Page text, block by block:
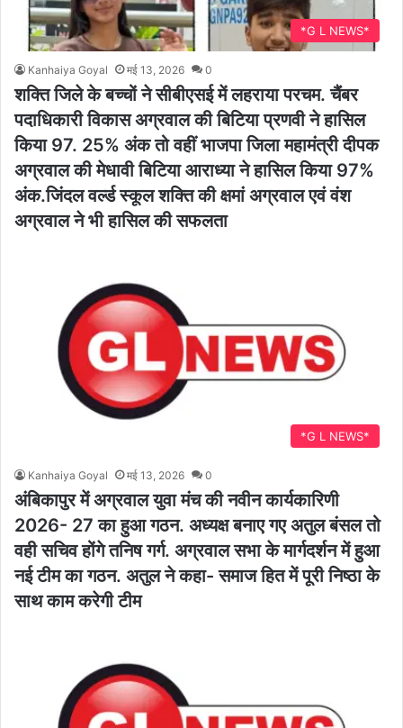
*G L NEWS*
Kanhaiya Goyal मई 13, 2026 0
शक्ति जिले के बच्चों ने सीबीएसई में लहराया परचम. चैंबर
पदाधिकारी विकास अग्रवाल की बिटिया प्रणवी ने हासिल
किया 97. 25% अंक तो वहीं भाजपा जिला महामंत्री दीपक
अग्रवाल की मेधावी बिटिया आराध्या ने हासिल किया 97%
अंक.जिंदल वर्ल्ड स्कूल शक्ति की क्षमां अग्रवाल एवं वंश
अग्रवाल ने भी हासिल की सफलता
*G L NEWS*
Kanhaiya Goyal मई 13, 2026 0
अंबिकापुर में अग्रवाल युवा मंच की नवीन कार्यकारिणी
2026- 27 का हुआ गठन. अध्यक्ष बनाए गए अतुल बंसल तो
वही सचिव होंगे तनिष गर्ग. अग्रवाल सभा के मार्गदर्शन में हुआ
नई टीम का गठन. अतुल ने कहा- समाज हित में पूरी निष्ठा के
साथ काम करेगी टीम